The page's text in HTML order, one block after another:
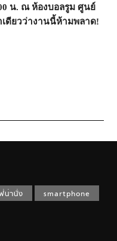
น. ณ ห้องบอลรูม ศูนย์
ดียวว่างานนี้ห้ามพลาด!
น่านั่ง
smartphone